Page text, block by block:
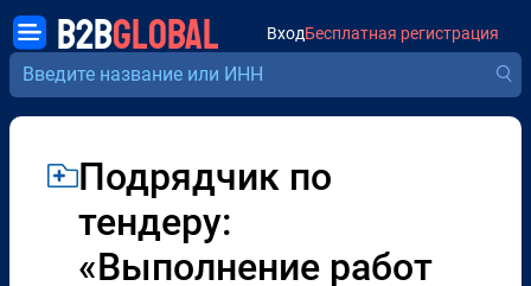
B2BGLOBAL ВходБесплатная регистрация
Подрядчик по
тендеру:
«Выполнение работ